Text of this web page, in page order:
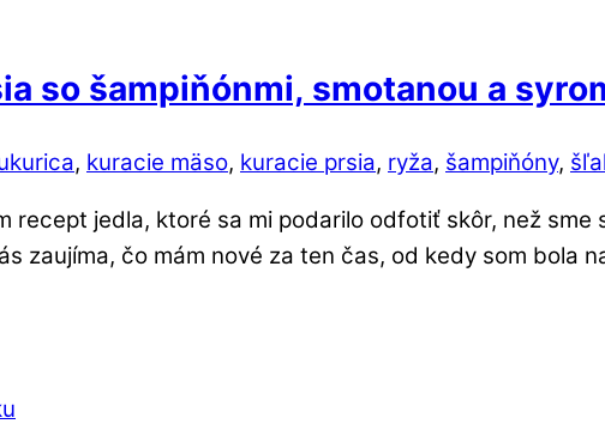
so šampiňónmi, smotanou a
, kuracie mäso, kuracie prsia, ryža, šampiňóny,
recept jedla, ktoré sa mi podarilo odfotiť skôr, než
zaujíma, čo mám nové za ten čas, od kedy som bola